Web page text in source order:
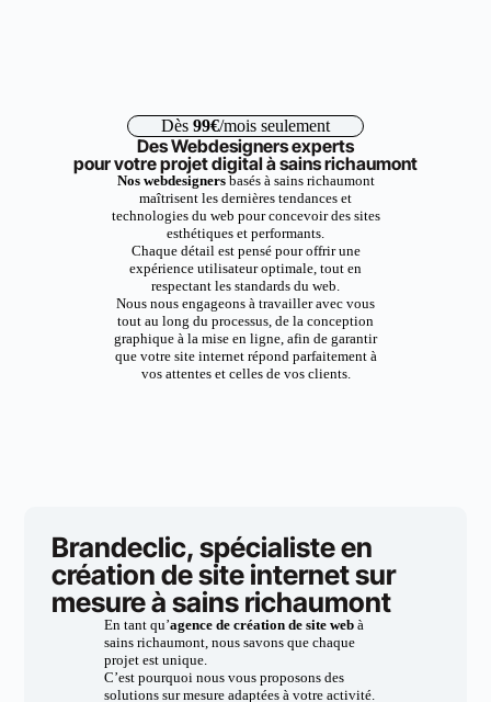
Dès 99€/mois seulement
Des Webdesigners experts
pour votre projet digital à sains richaumont
Nos webdesignersbasés à sains richaumont
maîtrisent les dernières tendances et
technologies du web pour concevoir des sites
esthétiques et performants.
Chaque détail est pensé pour offrir une
expérience utilisateur optimale, tout en
respectant les standards du web.
Nous nous engageons à travailler avec vous
tout au long du processus, de la conception
graphique à la mise en ligne, afin de garantir
que votre site internet répond parfaitement à
vos attentes et celles de vos clients.
Brandeclic, spécialiste en
création de site internet sur
mesure à sains richaumont
En tant qu’agence de création de site webà
sains richaumont, nous savons que chaque
projet est unique.
C’est pourquoi nous vous proposons des
solutions sur mesure adaptées à votre activité.